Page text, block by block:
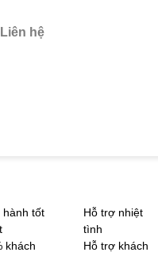
Liên hệ
hành tốt
khách
Hỗ trợ nhiệt
tình
Hỗ trợ khách